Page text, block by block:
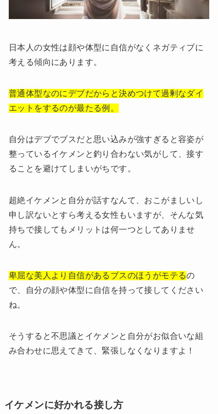
日本人の女性は顔や体型に自信がなくネガティブに
考える傾向にあります。
普通体型なのにデブだからと決めつけて過剰なダイ
エットをするのが最たる例。
自分はデブでブスだと思い込みが強すぎると容姿が
整っているイケメンと釣り合わない気がして、接す
ることを避けてしまいがちです。
超絶イケメンと自分が話すなんて、おこがましいし
申し訳ないとすら考える女性もいますが、そんな気
持ちで接してもメリットは何一つとしてありませ
ん。
卑屈な美人より自信があるブスのほうがモテるの
で、自分の顔や体型に自信を持って接してください
ね。
そうすると不思議とイケメンと自分がお似合いな組
み合わせに思えてきて、緊張しなくなりますよ！
イケメンに好かれる接し方